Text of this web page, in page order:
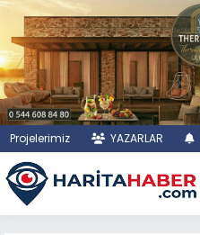
Projelerimiz YAZARLAR